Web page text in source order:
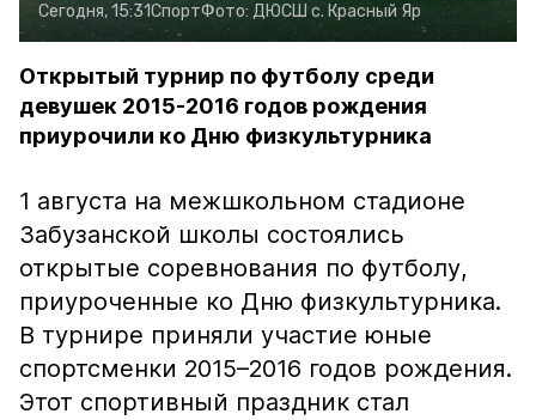
Сегодня, 15:31СпортФото: ДЮСШ с. Красный Яр
Открытый турнир по футболу среди
девушек 2015-2016 годов рождения
приурочили ко Дню физкультурника
1 августа на межшкольном стадионе
Забузанской школы состоялись
открытые соревнования по футболу,
приуроченные ко Дню физкультурника.
В турнире приняли участие юные
спортсменки 2015–2016 годов рождения.
Этот спортивный праздник стал